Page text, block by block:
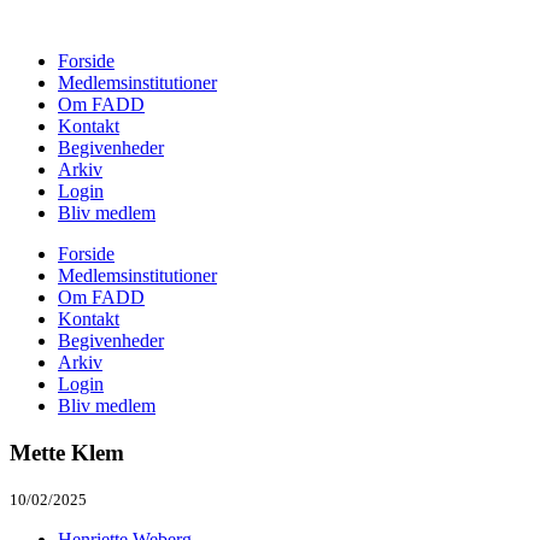
Forside
Medlemsinstitutioner
Om FADD
Kontakt
Begivenheder
Arkiv
Login
Bliv medlem
Forside
Medlemsinstitutioner
Om FADD
Kontakt
Begivenheder
Arkiv
Login
Bliv medlem
Mette Klem
10/02/2025